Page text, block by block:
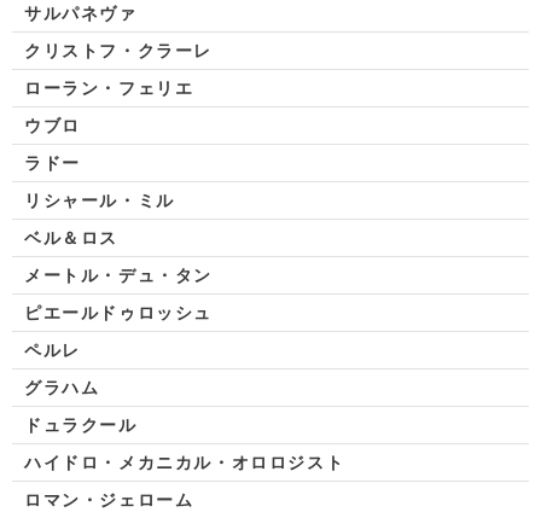
サルパネヴァ
クリストフ・クラーレ
ローラン・フェリエ
ウブロ
ラドー
リシャール・ミル
ベル＆ロス
メートル・デュ・タン
ピエールドゥロッシュ
ペルレ
グラハム
ドュラクール
ハイドロ・メカニカル・オロロジスト
ロマン・ジェローム